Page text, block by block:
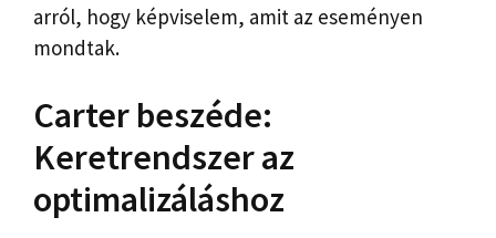
arról, hogy képviselem, amit az eseményen
mondtak.
Carter beszéde:
Keretrendszer az
optimalizáláshoz